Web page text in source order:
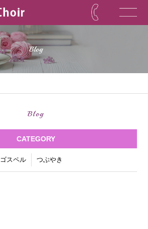
Blog
Blog
CATEGORY
ゴスペル つぶやき